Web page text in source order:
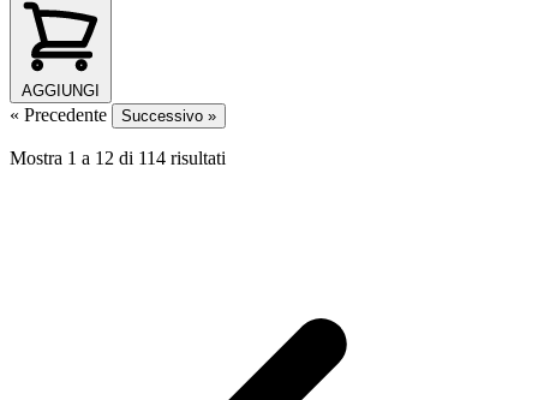
AGGIUNGI
« Precedente Successivo »
Mostra 1 a 12 di 114 risultati